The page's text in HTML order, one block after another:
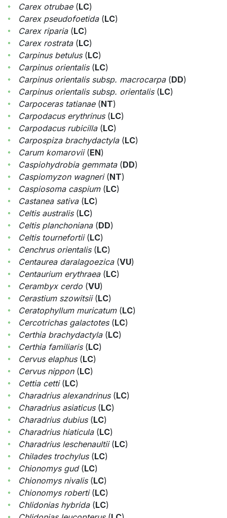
Carex otrubae(LC)
Carex pseudofoetida(LC)
Carex riparia(LC)
Carex rostrata(LC)
Carpinus betulus(LC)
Carpinus orientalis(LC)
Carpinus orientalis subsp. macrocarpa(DD)
Carpinus orientalis subsp. orientalis(LC)
Carpoceras tatianae(NT)
Carpodacus erythrinus(LC)
Carpodacus rubicilla(LC)
Carpospiza brachydactyla(LC)
Carum komarovii(EN)
Caspiohydrobia gemmata(DD)
Caspiomyzon wagneri(NT)
Caspiosoma caspium(LC)
Castanea sativa(LC)
Celtis australis(LC)
Celtis planchoniana(DD)
Celtis tournefortii(LC)
Cenchrus orientalis(LC)
Centaurea daralagoezica(VU)
Centaurium erythraea(LC)
Cerambyx cerdo (VU)
Cerastium szowitsii(LC)
Ceratophyllum muricatum(LC)
Cercotrichas galactotes(LC)
Certhia brachydactyla(LC)
Certhia familiaris(LC)
Cervus elaphus(LC)
Cervus nippon(LC)
Cettia cetti(LC)
Charadrius alexandrinus(LC)
Charadrius asiaticus(LC)
Charadrius dubius(LC)
Charadrius hiaticula(LC)
Charadrius leschenaultii(LC)
Chilades trochylus(LC)
Chionomys gud(LC)
Chionomys nivalis(LC)
Chionomys roberti(LC)
Chlidonias hybrida(LC)